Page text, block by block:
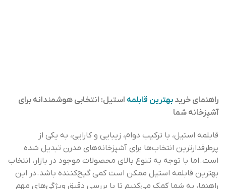
راهنمای خرید بهترین قابلمه استیل: انتخابی هوشمندانه برای
آشپزخانه شما
قابلمه استیل، با ترکیب دوام، زیبایی و کارایی، به یکی از
پرطرفدارترین انتخاب‌ها برای آشپزخانه‌های مدرن تبدیل شده
است. اما با توجه به تنوع بالای محصولات موجود در بازار، انتخاب
بهترین قابلمه استیل ممکن است کمی گیج‌کننده باشد. در این
راهنما، به شما کمک می‌کنیم تا با بررسی دقیق ویژگی‌های مهم